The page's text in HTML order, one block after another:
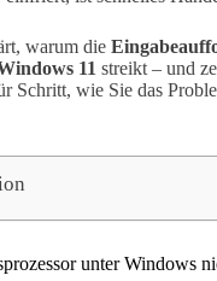
warum die
11 streikt – und
Schritt, wie Sie das
unter Windows